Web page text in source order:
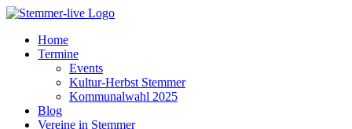
Home
Termine
Events
Kultur-Herbst Stemmer
Kommunalwahl 2025
Blog
Vereine in Stemmer